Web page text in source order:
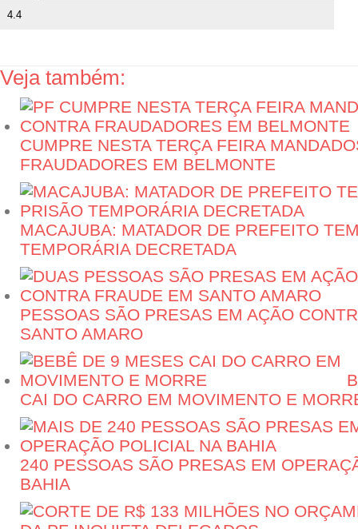
Veja também:
CUMPRE NESTA TERÇA FEIRA
FRAUDADORES EM BELMONTE
MACAJUBA: MATADOR DE PREFEITO
TEMPORÁRIA DECRETADA
PESSOAS SÃO PRESAS EM AÇÃO
SANTO AMARO
CAI DO CARRO EM MOVIMENTO E
240 PESSOAS SÃO PRESAS EM
BAHIA